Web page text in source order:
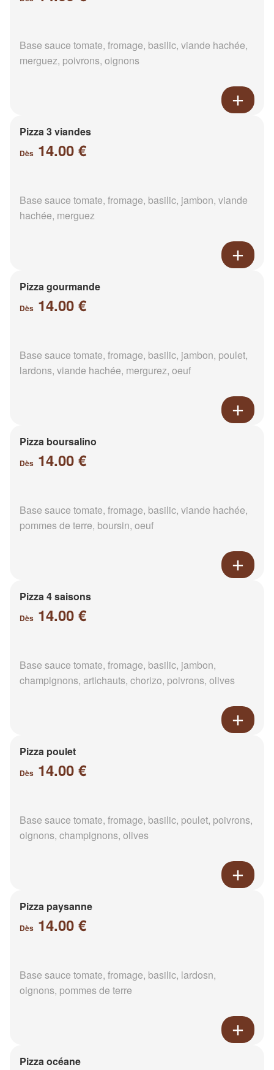
Base sauce tomate, fromage, basilic, viande hachée,
merguez, poivrons, oignons
Pizza 3 viandes
Dès 14.00 €
Base sauce tomate, fromage, basilic, jambon, viande
hachée, merguez
Pizza gourmande
Dès 14.00 €
Base sauce tomate, fromage, basilic, jambon, poulet,
lardons, viande hachée, mergurez, oeuf
Pizza boursalino
Dès 14.00 €
Base sauce tomate, fromage, basilic, viande hachée,
pommes de terre, boursin, oeuf
Pizza 4 saisons
Dès 14.00 €
Base sauce tomate, fromage, basilic, jambon,
champignons, artichauts, chorizo, poivrons, olives
Pizza poulet
Dès 14.00 €
Base sauce tomate, fromage, basilic, poulet, poivrons,
oignons, champignons, olives
Pizza paysanne
Dès 14.00 €
Base sauce tomate, fromage, basilic, lardosn,
oignons, pommes de terre
Pizza océane